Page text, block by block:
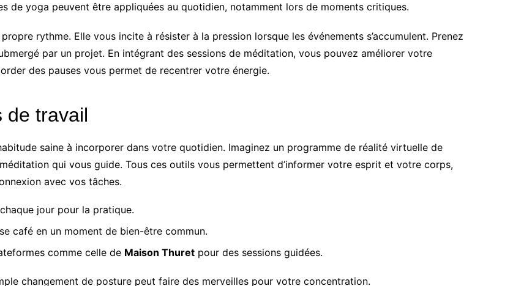
de yoga peuvent être appliquées au quotidien, notamment lors de moments critiques.
rythme. Elle vous incite à résister à la pression lorsque les événements s’accumulent. Prenez
par un projet. En intégrant des sessions de méditation, vous pouvez améliorer votre
des pauses vous permet de recentrer votre énergie.
de travail
saine à incorporer dans votre quotidien. Imaginez un programme de réalité virtuelle de
qui vous guide. Tous ces outils vous permettent d’informer votre esprit et votre corps,
avec vos tâches.
jour pour la pratique.
café en un moment de bien-être commun.
comme celle de Maison Thuret pour des sessions guidées.
changement de posture peut faire des merveilles pour votre concentration.